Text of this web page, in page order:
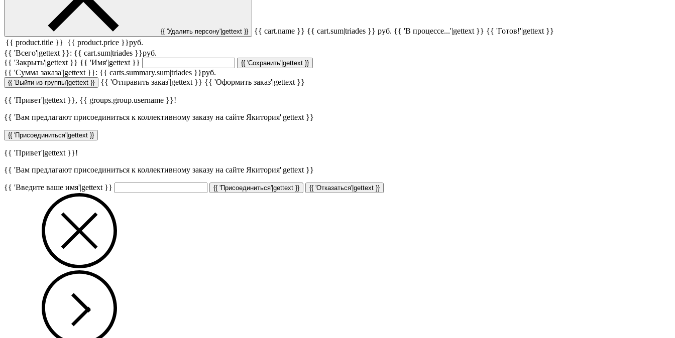
{{ 'Удалить персону'|gettext }} {{ cart.name }} {{ cart.sum|triades }} руб. {{ 'В процессе...'|gettext }} {{ 'Готов!'|gettext }}
{{ product.title }} {{ product.price }}руб.
{{ 'Всего'|gettext }}: {{ cart.sum|triades }}руб.
{{ 'Закрыть'|gettext }} {{ 'Имя'|gettext }} {{ 'Сохранить'|gettext }}
{{ 'Cумма заказа'|gettext }}: {{ carts.summary.sum|triades }}руб.
{{ 'Выйти из группы'|gettext }} {{ 'Отправить заказ'|gettext }} {{ 'Оформить заказ'|gettext }}
{{ 'Привет'|gettext }}, {{ groups.group.username }}!
{{ 'Вам предлагают присоединиться к коллективному заказу на сайте Якитория'|gettext }}
{{ 'Присоединиться'|gettext }}
{{ 'Привет'|gettext }}!
{{ 'Вам предлагают присоединиться к коллективному заказу на сайте Якитория'|gettext }}
{{ 'Введите ваше имя'|gettext }} {{ 'Присоединиться'|gettext }} {{ 'Отказаться'|gettext }}